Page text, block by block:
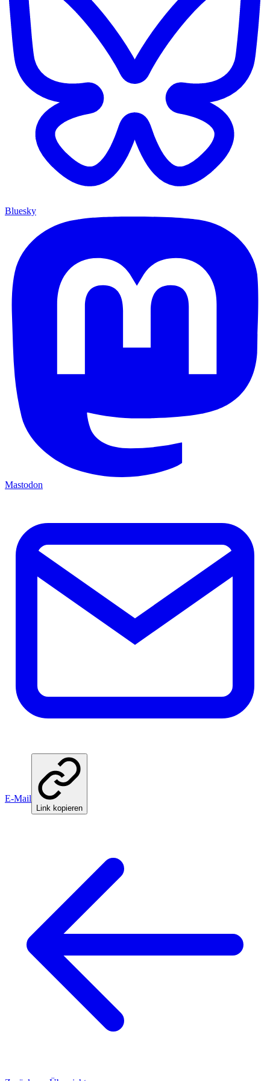
Bluesky
Mastodon
E-Mail
Link kopieren